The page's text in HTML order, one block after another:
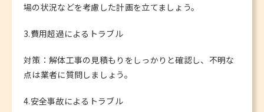
場の状況などを考慮した計画を立てましょう。
3.費用超過によるトラブル
対策：解体工事の見積もりをしっかりと確認し、不明な
点は業者に質問しましょう。
4.安全事故によるトラブル